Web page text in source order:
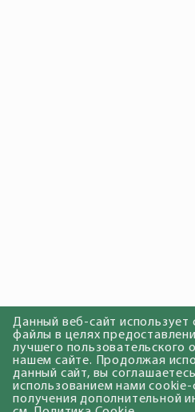
Данный веб-сайт использует
файлы в целях
лучшего пользовательского
нашем сайте. Продолжая
данный сайт, вы
использованием нами
получения дополнительной